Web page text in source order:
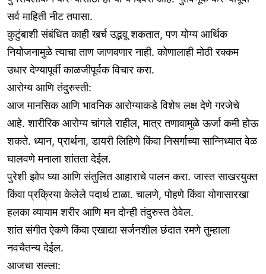
सर्व माहिती नीट तपासा.
कुटुंबाशी संबंधित काही खर्च उद्भवू शकतात, पण योग्य आर्थिक
नियोजनामुळे त्याचा ताण जाणवणार नाही. कोणालाही मोठी रक्कम
उधार देण्यापूर्वी काळजीपूर्वक विचार करा.
आरोग्य आणि तंदुरुस्ती:
आज मानसिक आणि भावनिक आरोग्याकडे विशेष लक्ष देणे गरजेचे
आहे. शारीरिक आरोग्य चांगले राहील, मात्र तणावामुळे ऊर्जा कमी होऊ
शकते. ध्यान, प्रार्थना, डायरी लिहिणे किंवा निसर्गाच्या सान्निध्यात वेळ
घालवणे मनाला शांतता देईल.
पुरेशी झोप घ्या आणि संतुलित आहाराचे पालन करा. जास्त साखरयुक्त
किंवा प्रक्रिया केलेले पदार्थ टाळा. चालणे, पोहणे किंवा योगासारखा
हलका व्यायाम शरीर आणि मन दोन्ही तंदुरुस्त ठेवेल.
शांत संगीत ऐकणे किंवा एखाद्या सर्जनशील छंदात रमणे तुम्हाला
नवचैतन्य देईल.
आजचा सल्ला: